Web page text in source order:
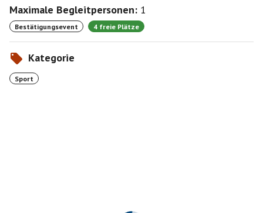
Maximale Begleitpersonen: 1
Bestätigungsevent 4 freie Plätze
Kategorie
Sport